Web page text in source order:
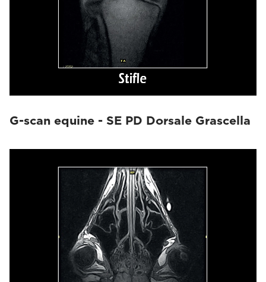
G-scan equine - SE PD Dorsale Grascella